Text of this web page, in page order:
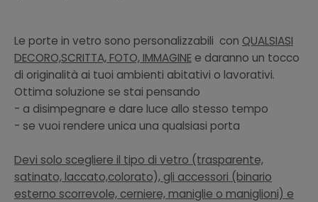
Le porte in vetro sono personalizzabili con QUALSIASI
DECORO,SCRITTA, FOTO, IMMAGINE e daranno un tocco
di originalità ai tuoi ambienti abitativi o lavorativi.
Ottima soluzione se stai pensando
- a disimpegnare e dare luce allo stesso tempo
- se vuoi rendere unica una qualsiasi porta
Devi solo scegliere il tipo di vetro (trasparente,
satinato, laccato,colorato), gli accessori (binario
esterno scorrevole, cerniere, maniglie o maniglioni) e